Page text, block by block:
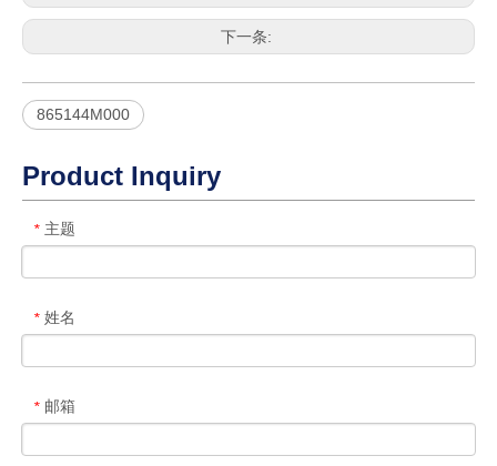
下一条:
865144M000
Product Inquiry
* 主题
* 姓名
* 邮箱